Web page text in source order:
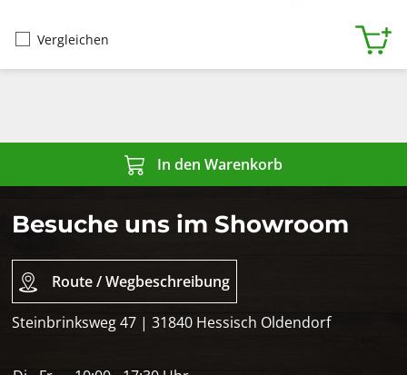
Vergleichen
In den Warenkorb
Besuche uns im Showroom
Route / Wegbeschreibung
Steinbrinksweg 47 | 31840 Hessisch Oldendorf